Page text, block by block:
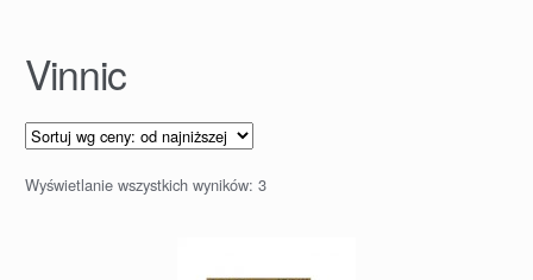
Vinnic
Wyświetlanie wszystkich wyników: 3